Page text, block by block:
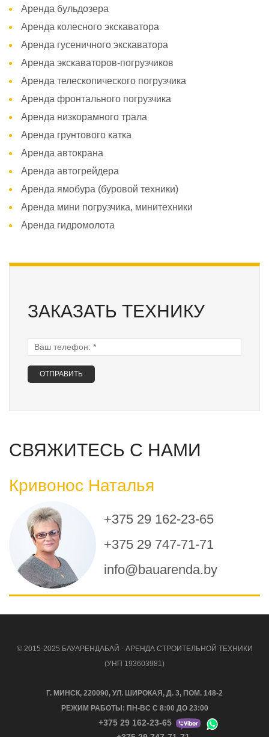
Аренда бульдозера
Аренда колесного экскаватора
Аренда гусеничного экскаватора
Аренда экскаваторов-погрузчиков
Аренда телескопического погрузчика
Аренда фронтального погрузчика
Аренда низкорамного трала
Аренда грунтового катка
Аренда автокрана
Аренда автогрейдера
Аренда ямобура (буровой техники)
Аренда мини погрузчика, минитехники
Аренда гидромолота
ЗАКАЗАТЬ ТЕХНИКУ
Ваш телефон:
СВЯЖИТЕСЬ С НАМИ
Кривонос Наталья
+375 29 162-23-65
+375 29 747-71-71
info@bauarenda.by
© 2015-2025 БАУАРЕНДАБАЙ - АРЕНДА СТРОИТЕЛЬНОЙ ТЕХНИКИ
(УНП 193603981)
Г. МИНСК, 220090, УЛ. ШИРОКАЯ, Д. 3, ПОМ. 148-2
РЕЖИМ РАБОТЫ: ПН-ВС С 8:00 ДО 23:00
+375 29 162-23-65